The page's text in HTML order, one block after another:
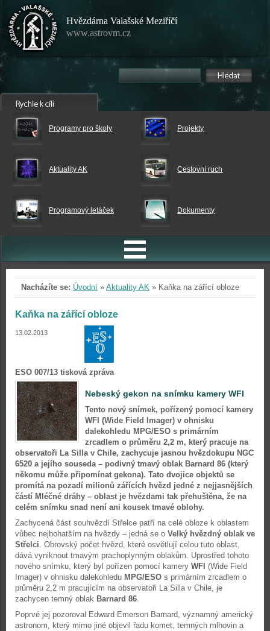
Hvězdárna Valašské Meziříčí
www.astrovm.cz
Programy pro školy Projekty
Aktuality AK Cestovní ruch
Programový letáček Dokumenty
Nacházíte se: Úvodní » Aktuality AK » Kaňka na zářící obloze
Kaňka na zářící obloze
13.02.2013
ESO 007/13 tisková zpráva
Nebeský gekon na snímku kamery WFI
Tento nový snímek, pořízený pomocí kamery
WFI (Wide Field Imager) v ohnisku
dalekohledu MPG/ESO s primárním
zrcadlem o průměru 2,2 m, který pracuje na
observatoři La Silla v Chile, zachycuje jasnou hvězdokupu NGC
6520 a jejího souseda – podivný tmavý oblak Barnard 86 (který
někomu může připomínat gekona). Tato dvojice objektů se
promítá na pozadí milionů zářících hvězd jedné z nejjasnějších
částí Mléčné dráhy – oblast je hvězdami tak přehuštěna, že na
celém snímku snad není ani kousek tmavé oblohy.
Zachycená část souhvězdí Střelce patří na celé obloze k oblastem
vůbec nejbohatším na hvězdy – jedná se o Velký hvězdný oblak ve
Střelci. Obrovský počet hvězd, které osvětlují celou tuto oblast,
dává vyniknout tmavým prachoplynným oblakům. Uprostřed tohoto
nového snímku, který byl pořízen pomocí kamery WFI (Wide Field
Imager) v ohnisku dalekohledu MPG/ESO s primárním zrcadlem o
průměru 2,2 m pracujícím na observatoři La Silla v Chile, je
zachycen temný oblak Barnard 86.
Poprvé jej pozoroval Edward Emerson Barnard, významný americký
astronom, který mimo jiné objevil řadu komet, temných mlhovin a